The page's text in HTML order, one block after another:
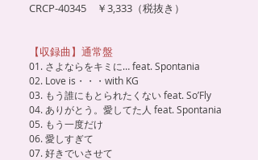
CRCP-40345 ￥3,333（税抜き）
【収録曲】通常盤
01. さよならをキミに… feat. Spontania
02. Love is・・・with KG
03. もう誰にもとられたくない feat. So’Fly
04. ありがとう。愛してた人 feat. Spontania
05. もう一度だけ
06. 愛しすぎて
07. 好きでいさせて